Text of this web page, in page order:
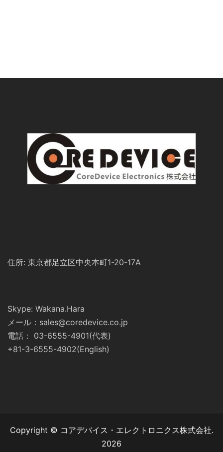
住所: 東京都足立区中央本町1-20-17A
Skype: Wakana.Hara
メール：sales@coredevice.co.jp
電話： 03-6555-4901(代表)
+81-3-6555-4902(English)
Copyright © コアデバイス・エレクトロニクス株式会社.
2026